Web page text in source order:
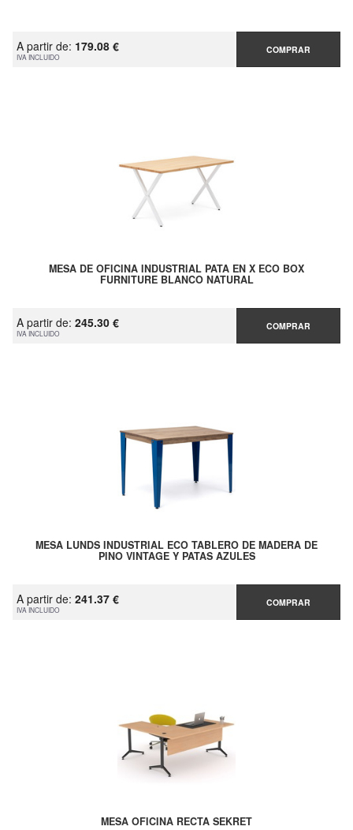
A partir de: 179.08 €
IVA INCLUIDO
COMPRAR
MESA DE OFICINA INDUSTRIAL PATA EN X ECO BOX
FURNITURE BLANCO NATURAL
A partir de: 245.30 €
IVA INCLUIDO
COMPRAR
MESA LUNDS INDUSTRIAL ECO TABLERO DE MADERA DE
PINO VINTAGE Y PATAS AZULES
A partir de: 241.37 €
IVA INCLUIDO
COMPRAR
MESA OFICINA RECTA SEKRET